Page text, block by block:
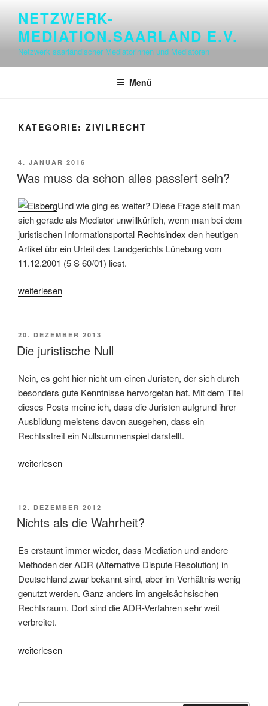
springen
NETZWERK-
MEDIATION.SAARLAND E.V.
Netzwerk saarländischer Mediatorinnen und Mediatoren
Menü
KATEGORIE: ZIVILRECHT
VERÖFFENTLICHT
AM
4. JANUAR 2016
Was muss da schon alles passiert sein?
Und wie ging es weiter? Diese Frage stellt man
sich gerade als Mediator unwillkürlich, wenn man bei dem
juristischen Informationsportal Rechtsindex den heutigen
Artikel übr ein Urteil des Landgerichts Lüneburg vom
11.12.2001 (5 S 60/01) liest.
„Was
schon
alles
passiert
sein?“
weiterlesen
VERÖFFENTLICHT
AM
20. DEZEMBER 2013
Die juristische Null
Nein, es geht hier nicht um einen Juristen, der sich durch
besonders gute Kenntnisse hervorgetan hat. Mit dem Titel
dieses Posts meine ich, dass die Juristen aufgrund ihrer
Ausbildung meistens davon ausgehen, dass ein
Rechtsstreit ein Nullsummenspiel darstellt.
„Die
weiterlesen
VERÖFFENTLICHT
AM
12. DEZEMBER 2012
Nichts als die Wahrheit?
Es erstaunt immer wieder, dass Mediation und andere
Methoden der ADR (Alternative Dispute Resolution) in
Deutschland zwar bekannt sind, aber im Verhältnis wenig
genutzt werden. Ganz anders im angelsächsischen
Rechtsraum. Dort sind die ADR-Verfahren sehr weit
verbreitet.
„Nichts
weiterlesen